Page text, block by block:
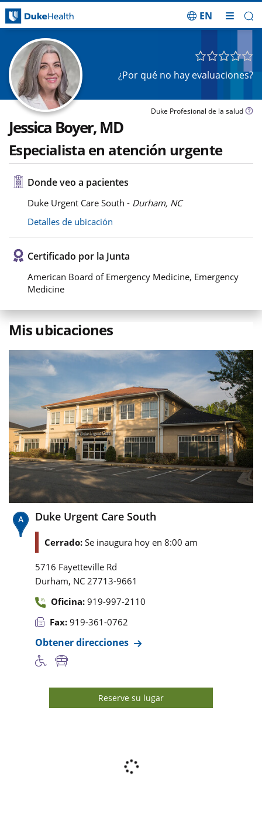
EN
¿Por qué no hay evaluaciones?
Duke Profesional de la salud
Jessica Boyer, MD
Especialista en atención urgente
Donde veo a pacientes
Duke Urgent Care South - Durham, NC
Detalles de ubicación
Certificado por la Junta
American Board of Emergency Medicine, Emergency
Medicine
Mis ubicaciones
Duke Urgent Care South
Cerrado: Se inaugura hoy en 8:00 am
5716 Fayetteville Rd
Durham, NC 27713-9661
Oficina: 919-997-2110
Fax: 919-361-0762
Obtener direcciones
Reserve su lugar